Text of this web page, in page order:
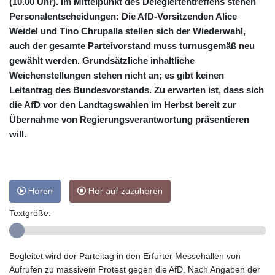
Personalentscheidungen: Die AfD-Vorsitzenden Alice
Weidel und Tino Chrupalla stellen sich der Wiederwahl,
auch der gesamte Parteivorstand muss turnusgemäß neu
gewählt werden. Grundsätzliche inhaltliche
Weichenstellungen stehen nicht an; es gibt keinen
Leitantrag des Bundesvorstands. Zu erwarten ist, dass sich
die AfD vor den Landtagswahlen im Herbst bereit zur
Übernahme von Regierungsverantwortung präsentieren
will.
Hören Hör auf zuzuhören
Textgröße:
Begleitet wird der Parteitag in den Erfurter Messehallen von
Aufrufen zu massivem Protest gegen die AfD. Nach Angaben der